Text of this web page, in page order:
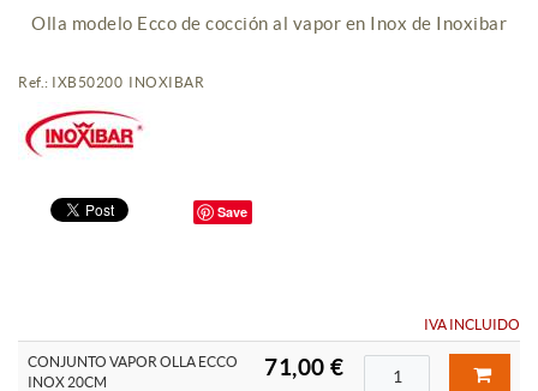
Olla modelo Ecco de cocción al vapor en Inox de Inoxibar
Ref.: IXB50200 INOXIBAR
Save
IVA INCLUIDO
CONJUNTO VAPOR OLLA ECCO
INOX 20CM
71,00 €